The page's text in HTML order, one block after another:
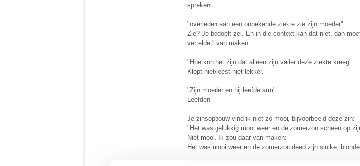
spreken
"overleden aan een onbekende ziekte zie zijn moeder"
Zie? Je bedoelt zei. En in die context kan dat niet, dan
vertelde," van maken.
"Hoe kon het zijn dat alleen zijn vader deze ziekte kreeg"
Klopt niet/leest niet lekker.
"Zijn moeder en hij leefde arm"
Leefden
Je zinsopbouw vind ik niet zo mooi, bijvoorbeeld deze zin:
"Het was gelukkig mooi weer en de zomerzon scheen op
Niet mooi. Ik zou daar van maken:
Het was mooi weer en de zomerzon deed zijn sluike,